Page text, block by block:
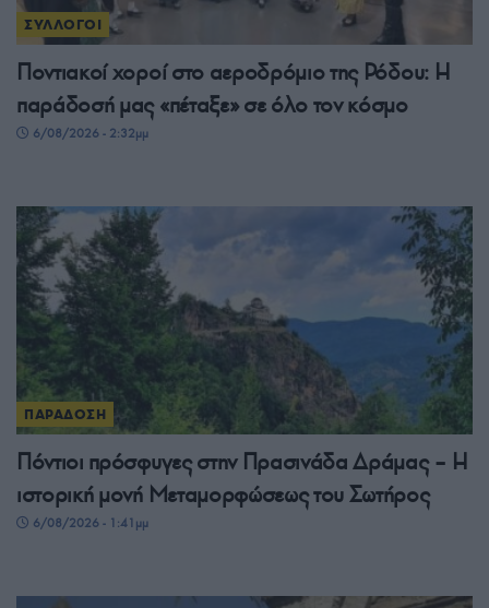
ΣΥΛΛΟΓΟΙ
Ποντιακοί χοροί στο αεροδρόμιο της Ρόδου: Η
παράδοσή μας «πέταξε» σε όλο τον κόσμο
6/08/2026 - 2:32μμ
ΠΑΡΑΔΟΣΗ
Πόντιοι πρόσφυγες στην Πρασινάδα Δράμας – Η
ιστορική μονή Μεταμορφώσεως του Σωτήρος
6/08/2026 - 1:41μμ